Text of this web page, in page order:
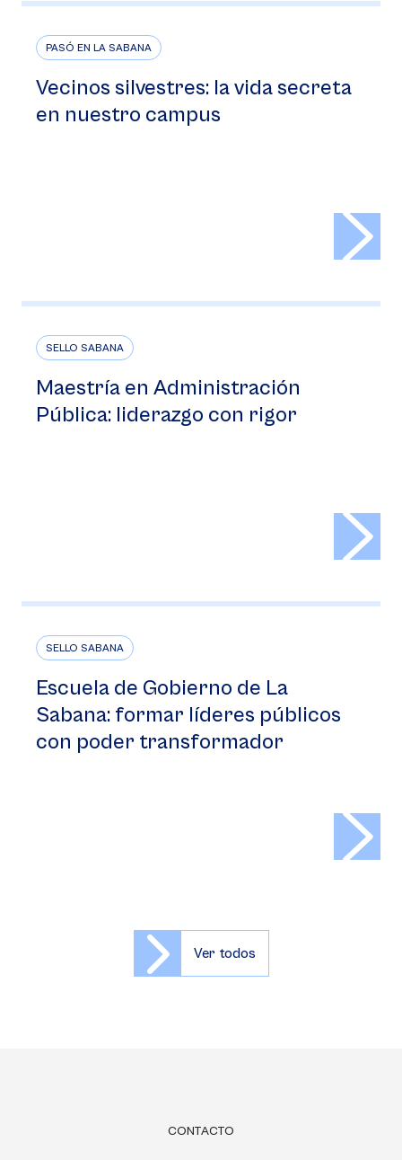
PASÓ EN LA SABANA
Vecinos silvestres: la vida secreta
en nuestro campus
SELLO SABANA
Maestría en Administración
Pública: liderazgo con rigor
SELLO SABANA
Escuela de Gobierno de La
Sabana: formar líderes públicos
con poder transformador
Ver todos
CONTACTO